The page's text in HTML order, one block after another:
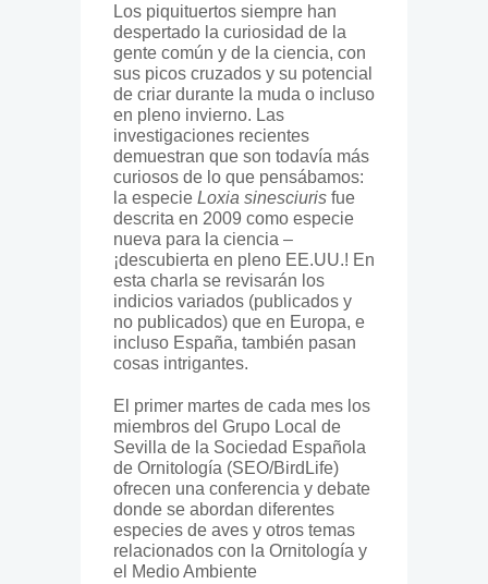
Los piquituertos siempre han
despertado la curiosidad de la
gente común y de la ciencia, con
sus picos cruzados y su potencial
de criar durante la muda o incluso
en pleno invierno. Las
investigaciones recientes
demuestran que son todavía más
curiosos de lo que pensábamos:
la especie Loxia sinesciuris fue
descrita en 2009 como especie
nueva para la ciencia –
¡descubierta en pleno EE.UU.! En
esta charla se revisarán los
indicios variados (publicados y
no publicados) que en Europa, e
incluso España, también pasan
cosas intrigantes.
El primer martes de cada mes los
miembros del Grupo Local de
Sevilla de la Sociedad Española
de Ornitología (SEO/BirdLife)
ofrecen una conferencia y debate
donde se abordan diferentes
especies de aves y otros temas
relacionados con la Ornitología y
el Medio Ambiente